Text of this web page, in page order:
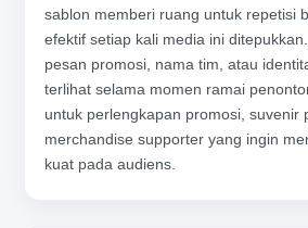
sablon memberi ruang untuk repetisi
efektif setiap kali media ini
pesan promosi, nama tim, atau
terlihat selama momen ramai
untuk perlengkapan promosi, suvenir
merchandise supporter yang ingin
kuat pada audiens.